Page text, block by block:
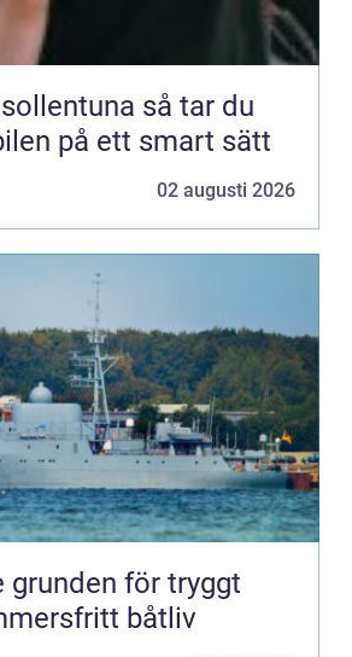
så tar du
på ett smart sätt
02 augusti 2026
båtliv